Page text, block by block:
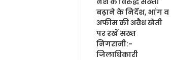
बढ़ाने के निर्देश, भांग व
अफीम की अवैध खेती
पर रखें सख्त
निगरानी:-
जिलाधिकारी